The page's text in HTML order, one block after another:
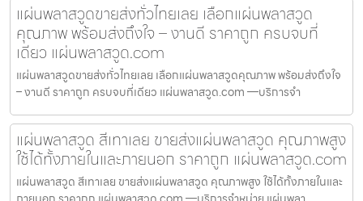
แผ่นพลาสวูดขายส่งทั่วไทยเลย เลือกแผ่นพลาสวูด
คุณภาพ พร้อมส่งถึงใจ – งานดี ราคาถูก ครบจบที่
เดียว แผ่นพลาสวูด.com
แผ่นพลาสวูดขายส่งทั่วไทยเลย เลือกแผ่นพลาสวูดคุณภาพ พร้อมส่งถึงใจ
– งานดี ราคาถูก ครบจบที่เดียว แผ่นพลาสวูด.com —บริการจำ
แผ่นพลาสวูด สีเทาเลย ขายส่งแผ่นพลาสวูด คุณภาพสูง
ใช้ได้ทั้งภายในและภายนอก ราคาถูก แผ่นพลาสวูด.com
แผ่นพลาสวูด สีเทาเลย ขายส่งแผ่นพลาสวูด คุณภาพสูง ใช้ได้ทั้งภายในและ